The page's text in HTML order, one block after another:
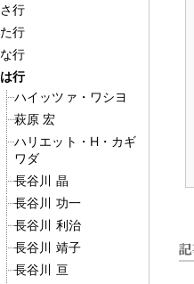
さ行
た行
な行
は行
ハイッツァ・ワシヨ
萩原 宏
ハリエット・H・カギ
ワダ
長谷川 晶
長谷川 功一
長谷川 利治
長谷川 靖子
長谷川 亘